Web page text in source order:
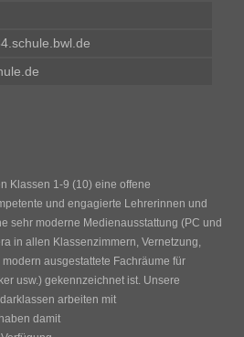
Klassen 1-9 (10) eine offene
und engagierte Lehrerinnen und
sehr moderne Medienausstattung (PC und
in allen Klassenzimmern, Vernetzung,
ausgestattete Fachräume für
usw.) gekennzeichnet ist. Unsere
arbeiten mit
damit